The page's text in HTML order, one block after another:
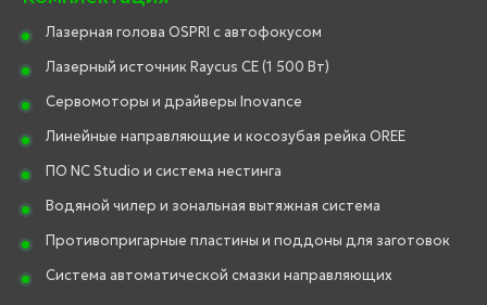
Лазерная голова OSPRI с автофокусом
Лазерный источник Raycus CE (1 500 Вт)
Сервомоторы и драйверы Inovance
Линейные направляющие и косозубая рейка OREE
ПО NC Studio и система нестинга
Водяной чилер и зональная вытяжная система
Противопригарные пластины и поддоны для заготовок
Система автоматической смазки направляющих